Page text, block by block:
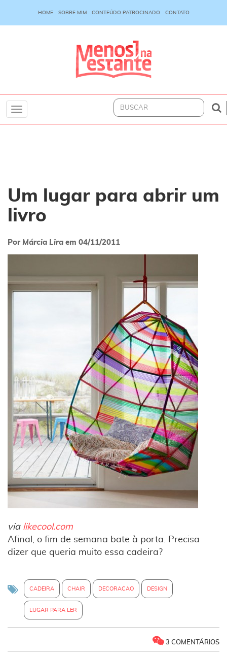
HOME SOBRE MIM CONTEÚDO PATROCINADO CONTATO
Toggle
Um lugar para abrir um
livro
Por Márcia Lira em 04/11/2011
via likecool.com
Afinal, o fim de semana bate à porta. Precisa
dizer que queria muito essa cadeira?
CADEIRA CHAIR DECORACAO DESIGN
LUGAR PARA LER
3 COMENTÁRIOS